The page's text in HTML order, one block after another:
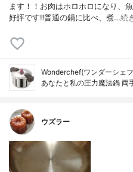
ます！！お肉はホロホロになり、
好評です‼️普通の鍋に比べ、煮…続
Wonderchef(ワンダーシェ
あなたと私の圧力魔法鍋 両
ウズラー